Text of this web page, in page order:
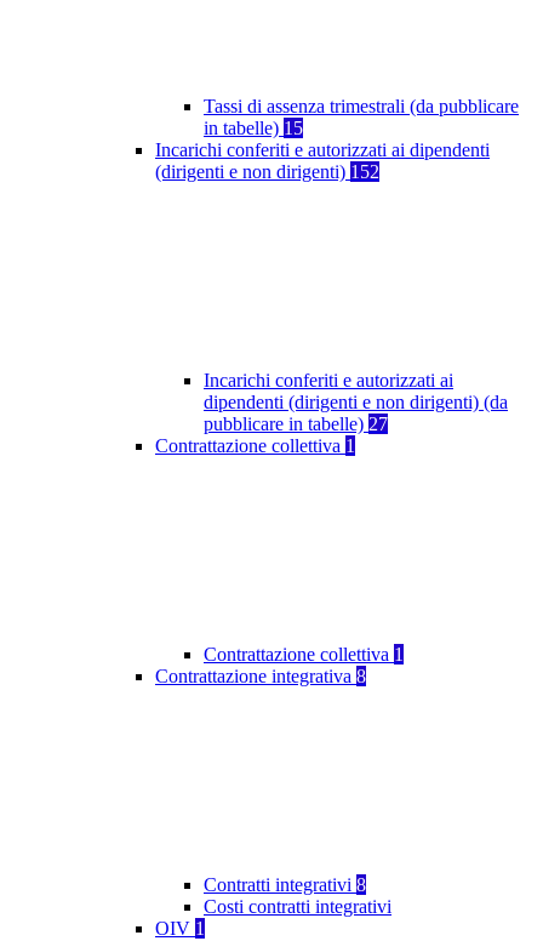
Tassi di assenza trimestrali (da pubblicare
in tabelle) 15
Incarichi conferiti e autorizzati ai dipendenti
(dirigenti e non dirigenti) 152
Incarichi conferiti e autorizzati ai
dipendenti (dirigenti e non dirigenti) (da
pubblicare in tabelle) 27
Contrattazione collettiva 1
Contrattazione collettiva 1
Contrattazione integrativa 8
Contratti integrativi 8
Costi contratti integrativi
OIV 1